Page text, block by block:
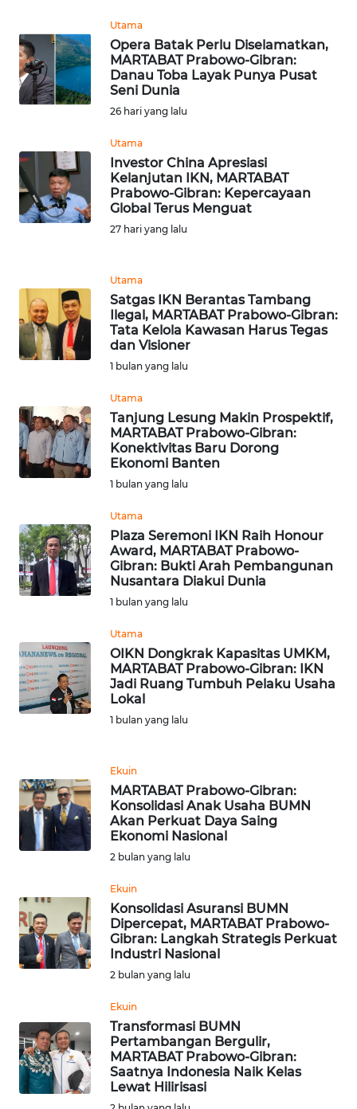
Utama
Opera Batak Perlu Diselamatkan,
MARTABAT Prabowo-Gibran:
Danau Toba Layak Punya Pusat
Seni Dunia
26 hari yang lalu
Utama
Investor China Apresiasi
Kelanjutan IKN, MARTABAT
Prabowo-Gibran: Kepercayaan
Global Terus Menguat
27 hari yang lalu
Utama
Satgas IKN Berantas Tambang
Ilegal, MARTABAT Prabowo-Gibran:
Tata Kelola Kawasan Harus Tegas
dan Visioner
1 bulan yang lalu
Utama
Tanjung Lesung Makin Prospektif,
MARTABAT Prabowo-Gibran:
Konektivitas Baru Dorong
Ekonomi Banten
1 bulan yang lalu
Utama
Plaza Seremoni IKN Raih Honour
Award, MARTABAT Prabowo-
Gibran: Bukti Arah Pembangunan
Nusantara Diakui Dunia
1 bulan yang lalu
Utama
OIKN Dongkrak Kapasitas UMKM,
MARTABAT Prabowo-Gibran: IKN
Jadi Ruang Tumbuh Pelaku Usaha
Lokal
1 bulan yang lalu
Ekuin
MARTABAT Prabowo-Gibran:
Konsolidasi Anak Usaha BUMN
Akan Perkuat Daya Saing
Ekonomi Nasional
2 bulan yang lalu
Ekuin
Konsolidasi Asuransi BUMN
Dipercepat, MARTABAT Prabowo-
Gibran: Langkah Strategis Perkuat
Industri Nasional
2 bulan yang lalu
Ekuin
Transformasi BUMN
Pertambangan Bergulir,
MARTABAT Prabowo-Gibran:
Saatnya Indonesia Naik Kelas
Lewat Hilirisasi
REDAKSI
KARIR
Wahana
News
Regional
WN
JAKARTA
WN
WN
BANTEN
WN
WN
KEPRI
WN
WN
PAPUA
BARAT
WN
SERAMBI
WN
JAMBI
WN
SULTRA
WN
NTB
SULTENG
WN
SULBAR